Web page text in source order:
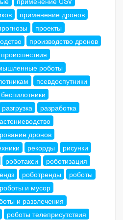
применение дронов
проекты
производство дронов
происшествия
роботы
псевдоспутники
разгрузка
разработка
дронов
рекорды
рисунки
роботакси
роботизация
роботренды
роботы
роботы и мусор
и развлечения
роботы телеприсутствия